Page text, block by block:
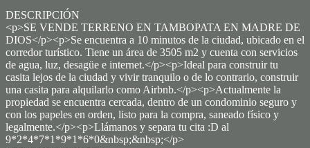
DESCRIPCIÓN
<p>SE VENDE TERRENO EN TAMBOPATA EN MADRE DE
DIOS</p><p>Se encuentra a 10 minutos de la ciudad, ubicado en el
corredor turístico. Tiene un área de 3505 m2 y cuenta con servicios
de agua, luz, desagüe e internet.</p><p>Ideal para construir tu
casita lejos de la ciudad y vivir tranquilo o de lo contrario, construir
una casita para alquilarlo como Airbnb.</p><p>Actualmente la
propiedad se encuentra cercada, dentro de un condominio seguro y
con los papeles en orden, listo para la compra, saneado físico y
legalmente.</p><p>Llámanos y separa tu cita :D al
9*2*4*7*1*9*1*6*0&nbsp;&nbsp;</p>